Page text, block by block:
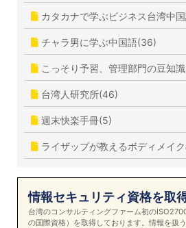
カタカナで学ぶビジネス台湾中
チャラ男に学ぶ中国語(36)
こっそり予習、管理部門の豆知
台湾人研究所(46)
週末快楽手冊(5)
ライザップが教えるボディメイ
情報セキュリティ資格を取
台湾のコンサルティングファーム初の
の国際資格）を取得しております。情報を扱